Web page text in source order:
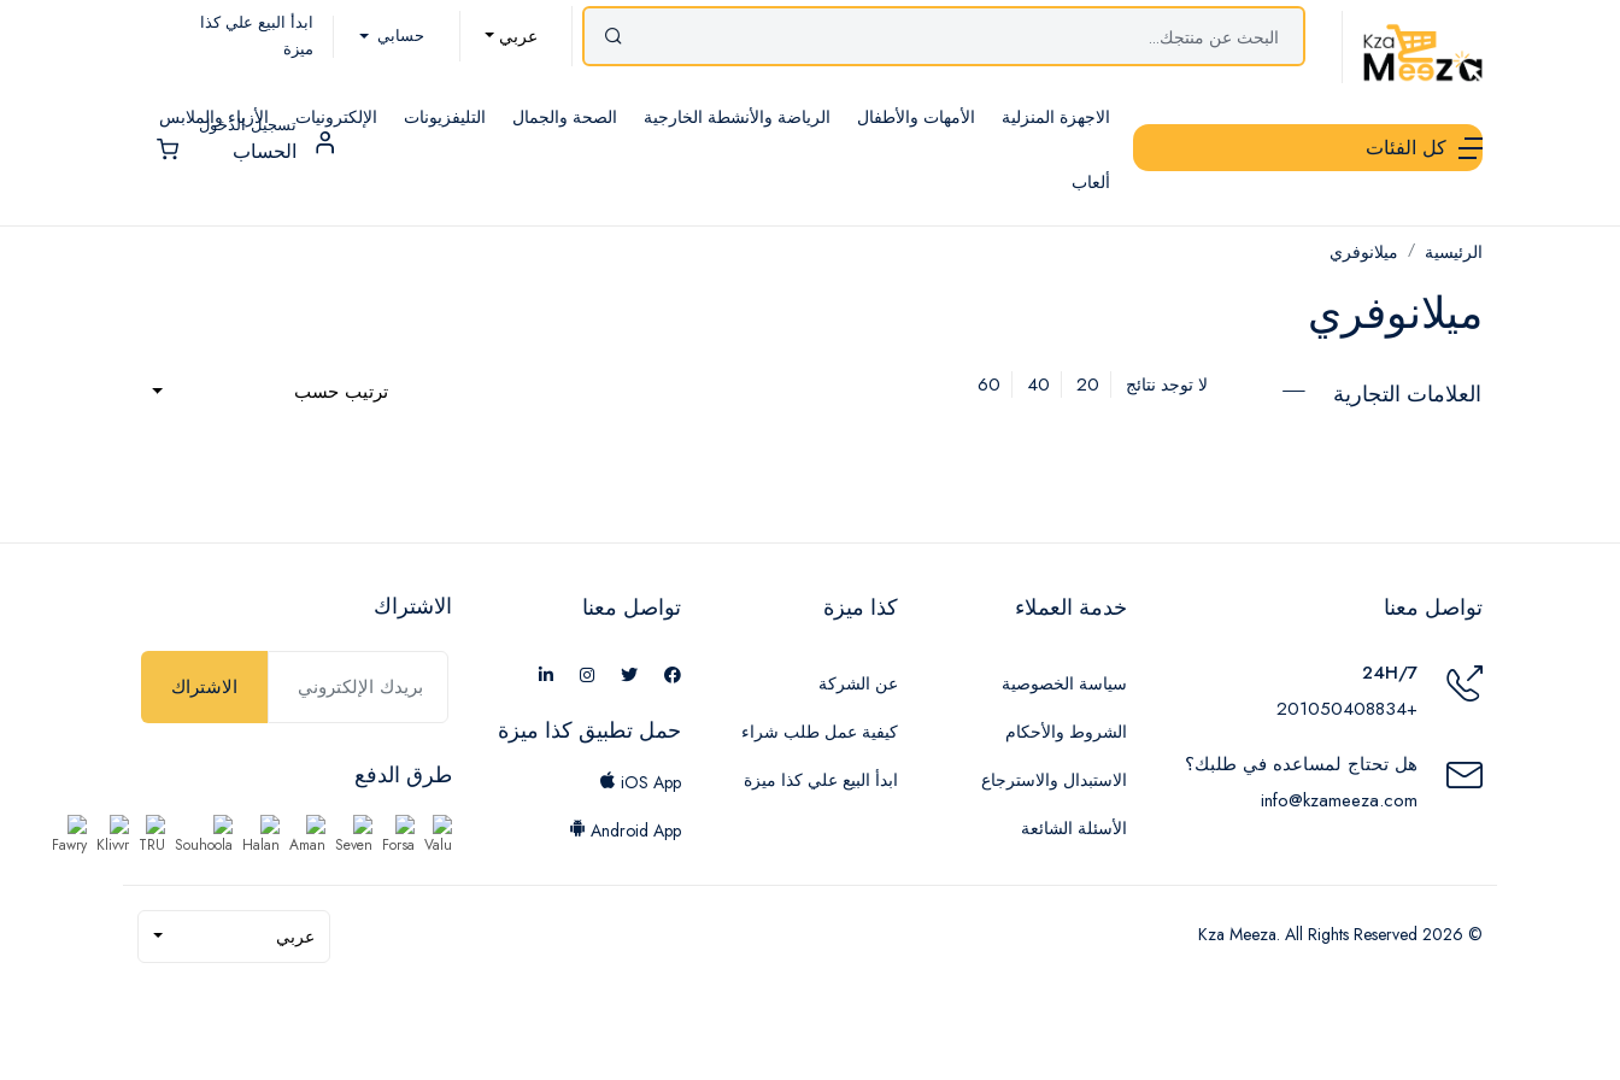
عربي حسابي
ابدأ البيع علي كذا
ميزة
كل الفئات
الاجهزة المنزلية الأمهات والأطفال الرياضة والأنشطة الخارجية الصحة والجمال التليفزيونات الإلكترونيات الأزياء والملابس
ألعاب
تسجيل الدخول
الحساب
الرئيسية ميلانوفري
ميلانوفري
العلامات التجارية لا توجد نتائج 20
40
60 ترتيب حسب
تواصل معنا
24H/7
+201050408834
هل تحتاج لمساعده في طلبك؟
info@kzameeza.com
خدمة العملاء
سياسة الخصوصية
الشروط والأحكام
الاستبدال والاسترجاع
الأسئلة الشائعة
كذا ميزة
عن الشركة
كيفية عمل طلب شراء
ابدأ البيع علي كذا ميزة
تواصل معنا
حمل تطبيق كذا ميزة
iOS App
Android App
الاشتراك
الاشتراك
طرق الدفع
© 2026 Kza Meeza. All Rights Reserved عربي